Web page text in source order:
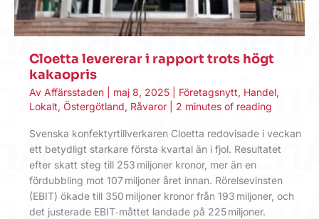
Cloetta levererar i rapport trots högt
kakaopris
Av Affärsstaden maj 8, 2025 Företagsnytt, Handel,
Lokalt, Östergötland, Råvaror 2 minutes of reading
Svenska konfektyr­tillverkaren Cloetta redovisade i veckan
ett betydligt starkare första kvartal än i fjol. Resultatet
efter skatt steg till 253 miljoner kronor, mer än en
fördubbling mot 107 miljoner året innan. Rörelse­vinsten
(EBIT) ökade till 350 miljoner kronor från 193 miljoner, och
det justerade EBIT‑måttet landade på 225 miljoner.